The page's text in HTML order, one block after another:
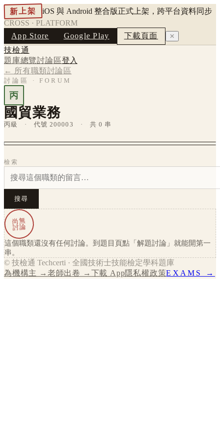
新上架
iOS 與 Android 整合版正式上架，跨平台資料同步
CROSS · PLATFORM
App Store
Google Play 下載頁面 ✕
技檢通
題庫總覽討論區登入
← 所有職類討論區
討論區 · FORUM
丙
國貿業務
丙級 · 代號 200003 · 共 0 串
檢索
搜尋
尚無
討論
這個職類還沒有任何討論。到題目頁點「解題討論」就能開第一
串。
© 技檢通 Techcerti · 全國技術士技能檢定學科題庫
為機構主 → 老師出卷 → 下載 App隱私權政策EXAMS →